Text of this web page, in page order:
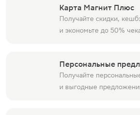
Карта Магнит Плюс
Получайте скидки,
и экономьте до 50%
Персональные
Получайте
и выгодные